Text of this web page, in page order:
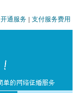
开通服务 | 支付服务费用